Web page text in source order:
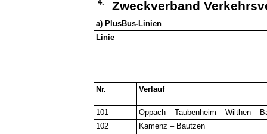
4. Zweckverband
a) PlusBus-Linien
Linie
Nr. Verlauf
101
Oppach – Taubenheim – Wilthen –
102
Kamenz – Bautzen